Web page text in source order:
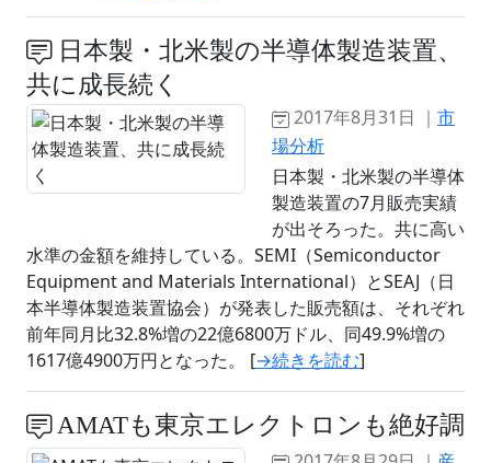
日本製・北米製の半導体製造装置、
共に成長続く
2017年8月31日 ｜ 市
場分析
日本製・北米製の半導体
製造装置の7月販売実績
が出そろった。共に高い
水準の金額を維持している。SEMI（Semiconductor
Equipment and Materials International）とSEAJ（日
本半導体製造装置協会）が発表した販売額は、それぞれ
前年同月比32.8%増の22億6800万ドル、同49.9%増の
1617億4900万円となった。 [→続きを読む]
AMATも東京エレクトロンも絶好調